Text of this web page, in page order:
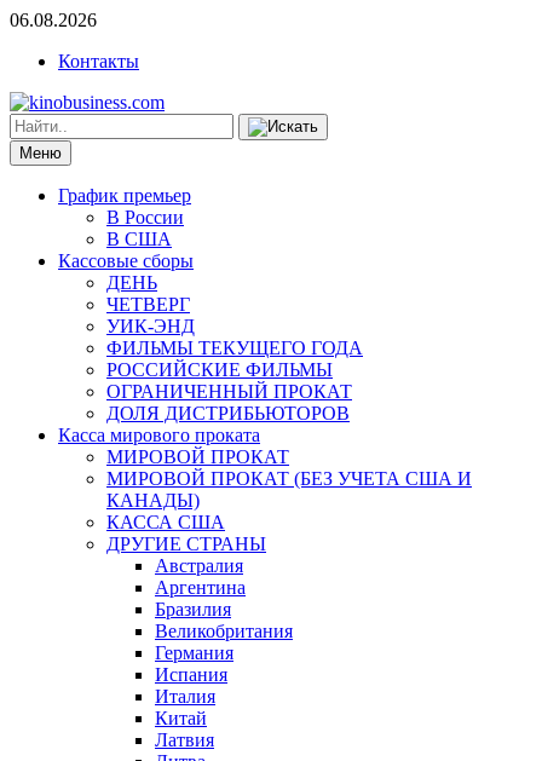
06.08.2026
Контакты
Меню
График премьер
В России
В США
Кассовые сборы
ДЕНЬ
ЧЕТВЕРГ
УИК-ЭНД
ФИЛЬМЫ ТЕКУЩЕГО ГОДА
РОССИЙСКИЕ ФИЛЬМЫ
ОГРАНИЧЕННЫЙ ПРОКАТ
ДОЛЯ ДИСТРИБЬЮТОРОВ
Касса мирового проката
МИРОВОЙ ПРОКАТ
МИРОВОЙ ПРОКАТ (БЕЗ УЧЕТА США И
КАНАДЫ)
КАССА США
ДРУГИЕ СТРАНЫ
Австралия
Аргентина
Бразилия
Великобритания
Германия
Испания
Италия
Китай
Латвия